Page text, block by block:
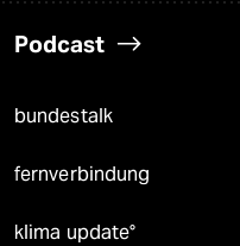
Podcast
bundestalk
fernverbindung
klima update°